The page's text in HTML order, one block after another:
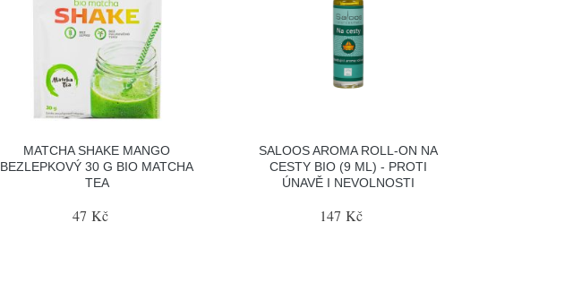
MATCHA SHAKE MANGO
BEZLEPKOVÝ 30 G BIO MATCHA
TEA
47 Kč
SALOOS AROMA ROLL-ON NA
CESTY BIO (9 ML) - PROTI
ÚNAVĚ I NEVOLNOSTI
147 Kč